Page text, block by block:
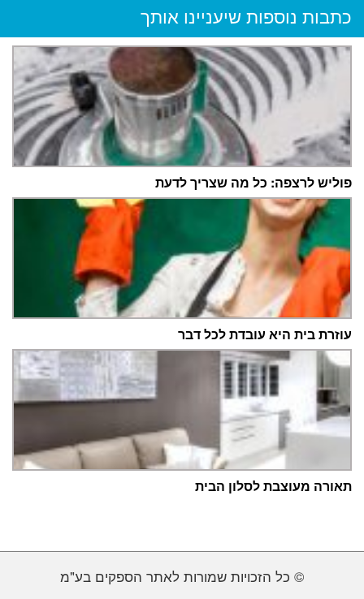
כתבות נוספות שיעניינו אותך
פוליש לרצפה: כל מה שצריך לדעת
עוזרת בית היא עובדת לכל דבר
תאורה מעוצבת לסלון הבית
© כל הזכויות שמורות לאתר הספקים בע"מ